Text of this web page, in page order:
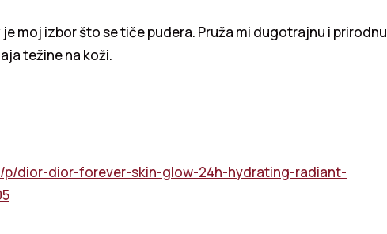
je moj izbor što se tiče pudera. Pruža mi dugotrajnu i prirodnu
težine na koži.
p/dior-dior-forever-skin-glow-24h-hydrating-radiant-